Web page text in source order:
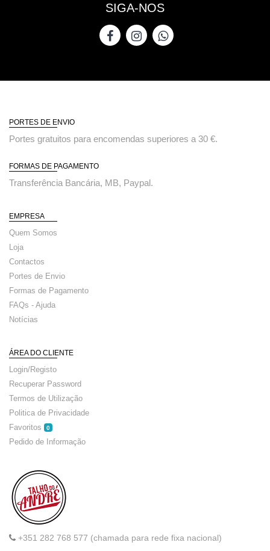
SIGA-NOS
PORTES DE ENVIO
Portes gratuitos para encomendas superiores a 30 €.
FORMAS DE PAGAMENTO
Transferência Bancária, MB, Paypal.
EMPRESA
Quem Somos
Loja
Contactos
Portes de Envio
Formas de Pagamento
FAQs - Ajuda
Notícias
ÁREA DO CLIENTE
Login/Registo
Recuperar Password
Termos de Utilização
Politica de Privacidade
Favoritos
0
Pedido de Informação
+351 282 768 577 (chamada para rede fixa nacional)